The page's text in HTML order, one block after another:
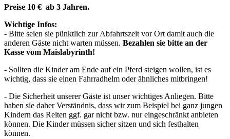
Preise 10 € ab 3 Jahren.
Wichtige Infos:
- Bitte seien sie pünktlich zur Abfahrtszeit vor Ort damit auch die
anderen Gäste nicht warten müssen. Bezahlen sie bitte an der
Kasse vom Maislabyrinth!
- Sollten die Kinder am Ende auf ein Pferd steigen wollen, ist es
wichtig, dass sie einen Fahrradhelm oder ähnliches mitbringen!
- Die Sicherheit unserer Gäste ist unser wichtiges Anliegen. Bitte
haben sie daher Verständnis, dass wir zum Beispiel bei ganz jungen
Kindern das Reiten ggf. gar nicht bzw. nur eingeschränkt anbieten
können. Die Kinder müssen sicher sitzen und sich festhalten
können.